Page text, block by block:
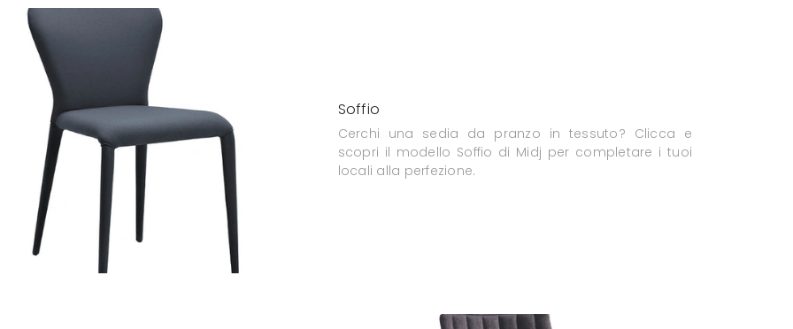
Soffio
Cerchi una sedia da pranzo in tessuto? Clicca e
scopri il modello Soffio di Midj per completare i tuoi
locali alla perfezione.